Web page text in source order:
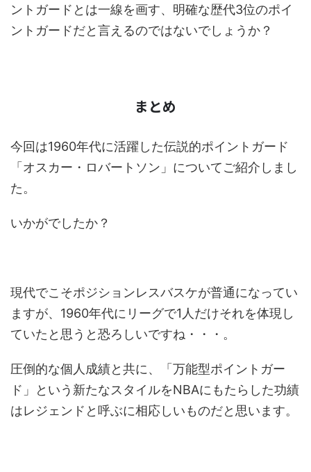
ントガードとは一線を画す、明確な歴代3位のポイ
ントガードだと言えるのではないでしょうか？
まとめ
今回は1960年代に活躍した伝説的ポイントガード
「オスカー・ロバートソン」についてご紹介しまし
た。
いかがでしたか？
現代でこそポジションレスバスケが普通になってい
ますが、1960年代にリーグで1人だけそれを体現し
ていたと思うと恐ろしいですね・・・。
圧倒的な個人成績と共に、「万能型ポイントガー
ド」という新たなスタイルをNBAにもたらした功績
はレジェンドと呼ぶに相応しいものだと思います。